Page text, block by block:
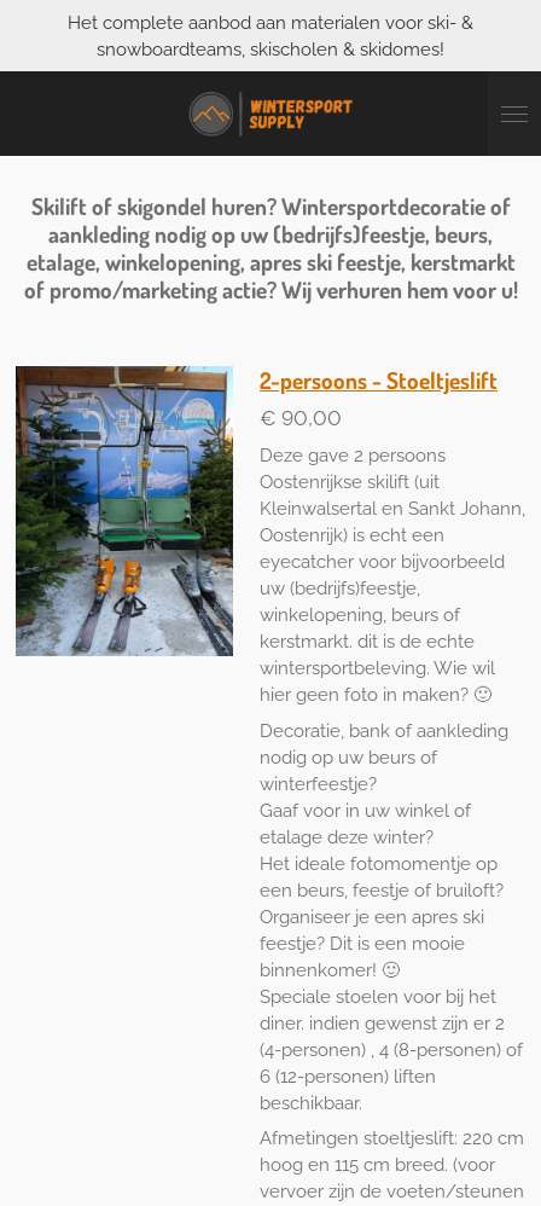
naar
Het complete aanbod aan materialen voor ski- &
snowboardteams, skischolen & skidomes!
Skilift of skigondel huren? Wintersportdecoratie of
aankleding nodig op uw (bedrijfs)feestje, beurs,
etalage, winkelopening, apres ski feestje, kerstmarkt
of promo/marketing actie? Wij verhuren hem voor u!
2-persoons - Stoeltjeslift
€ 90,00
Deze gave 2 persoons
Oostenrijkse skilift (uit
Kleinwalsertal en Sankt Johann,
Oostenrijk) is echt een
eyecatcher voor bijvoorbeeld
uw (bedrijfs)feestje,
winkelopening, beurs of
kerstmarkt. dit is de echte
wintersportbeleving. Wie wil
hier geen foto in maken? 🙂
Decoratie, bank of aankleding
nodig op uw beurs of
winterfeestje?
Gaaf voor in uw winkel of
etalage deze winter?
Het ideale fotomomentje op
een beurs, feestje of bruiloft?
Organiseer je een apres ski
feestje? Dit is een mooie
binnenkomer! 🙂
Speciale stoelen voor bij het
diner. indien gewenst zijn er 2
(4-personen) , 4 (8-personen) of
6 (12-personen) liften
beschikbaar.
Afmetingen stoeltjeslift: 220 cm
hoog en 115 cm breed. (voor
vervoer zijn de voeten/steunen